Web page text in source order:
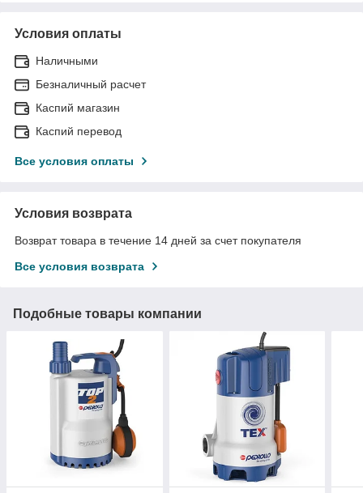
Условия оплаты
Наличными
Безналичный расчет
Каспий магазин
Каспий перевод
Все условия оплаты
Условия возврата
Возврат товара в течение 14 дней за счет покупателя
Все условия возврата
Подобные товары компании